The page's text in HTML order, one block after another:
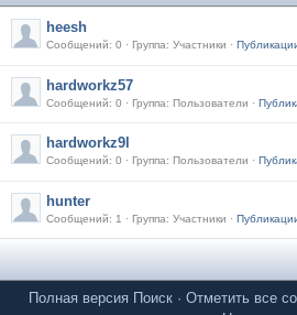
heesh
Сообщений: 0 · Группа: Участники ·
hardworkz57
Сообщений: 0 · Группа: Пользователи ·
hardworkz9l
Сообщений: 0 · Группа: Пользователи ·
hunter
Сообщений: 1 · Группа: Участники ·
Полная версия Поиск · Отметить все